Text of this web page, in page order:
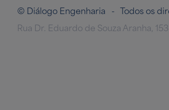
© Diálogo Engenharia - Todos os
Rua Dr. Eduardo de Souza Aranha,